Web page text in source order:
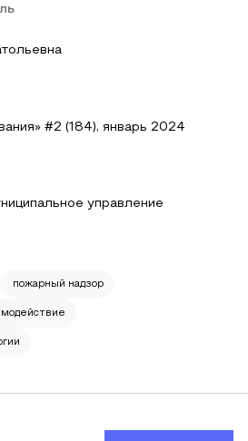
#2 (184), январь 2024
управление
пожарный надзор